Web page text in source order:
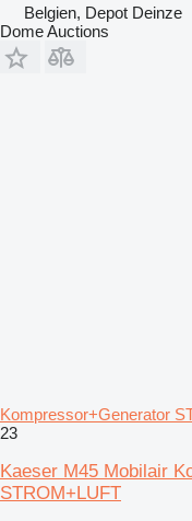
Belgien, Depot Deinze
Dome Auctions
Kompressor+Generator
23
Kaeser M45 Mobilair
STROM+LUFT